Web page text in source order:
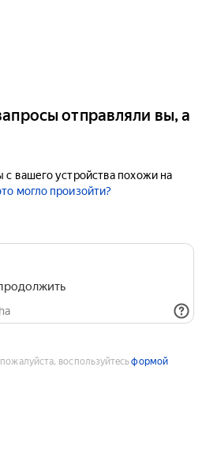
отправляли вы, а
вашего устройства похожи на
могло произойти?
воспользуйтесьформой